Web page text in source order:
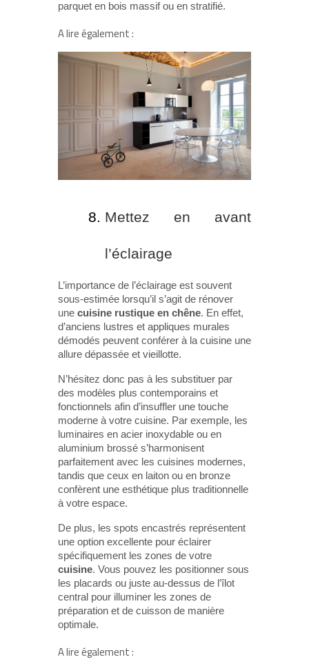
parquet en bois massif ou en stratifié.
A lire également :
Mettez en avant
l’éclairage
L’importance de l’éclairage est souvent
sous-estimée lorsqu’il s’agit de rénover
une cuisine rustique en chêne. En effet,
d’anciens lustres et appliques murales
démodés peuvent conférer à la cuisine une
allure dépassée et vieillotte.
N’hésitez donc pas à les substituer par
des modèles plus contemporains et
fonctionnels afin d’insuffler une touche
moderne à votre cuisine. Par exemple, les
luminaires en acier inoxydable ou en
aluminium brossé s’harmonisent
parfaitement avec les cuisines modernes,
tandis que ceux en laiton ou en bronze
confèrent une esthétique plus traditionnelle
à votre espace.
De plus, les spots encastrés représentent
une option excellente pour éclairer
spécifiquement les zones de votre
cuisine. Vous pouvez les positionner sous
les placards ou juste au-dessus de l’îlot
central pour illuminer les zones de
préparation et de cuisson de manière
optimale.
A lire également :